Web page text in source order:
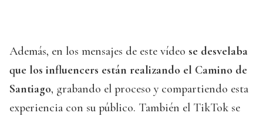
Además, en los mensajes de este vídeo se desvelaba
que los influencers están realizando el Camino de
Santiago, grabando el proceso y compartiendo esta
experiencia con su público. También el TikTok se